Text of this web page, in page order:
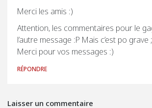
Merci les amis :)
Attention, les commentaires pour le
l’autre message :P Mais c’est po grave
Merci pour vos messages :)
RÉPONDRE
Laisser un commentaire